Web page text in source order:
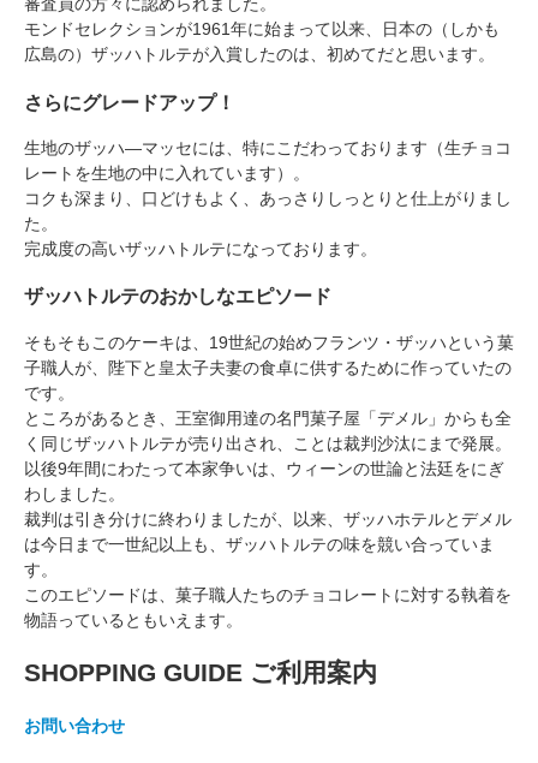
審査員の方々に認められました。
モンドセレクションが1961年に始まって以来、日本の（しかも
広島の）ザッハトルテが入賞したのは、初めてだと思います。
さらにグレードアップ！
生地のザッハ―マッセには、特にこだわっております（生チョコ
レートを生地の中に入れています）。
コクも深まり、口どけもよく、あっさりしっとりと仕上がりまし
た。
完成度の高いザッハトルテになっております。
ザッハトルテのおかしなエピソード
そもそもこのケーキは、19世紀の始めフランツ・ザッハという菓
子職人が、陛下と皇太子夫妻の食卓に供するために作っていたの
です。
ところがあるとき、王室御用達の名門菓子屋「デメル」からも全
く同じザッハトルテが売り出され、ことは裁判沙汰にまで発展。
以後9年間にわたって本家争いは、ウィーンの世論と法廷をにぎ
わしました。
裁判は引き分けに終わりましたが、以来、ザッハホテルとデメル
は今日まで一世紀以上も、ザッハトルテの味を競い合っていま
す。
このエピソードは、菓子職人たちのチョコレートに対する執着を
物語っているともいえます。
SHOPPING GUIDE ご利用案内
お問い合わせ